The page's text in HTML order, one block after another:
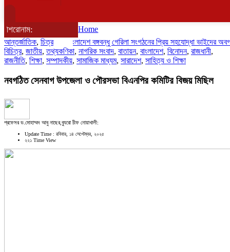
শিরোনাম:
বাংলাদেশ বঙ্গবন্ধু গেরিলা সংগঠনের প্রিয় সহযোদ্ধা ভাইদের অবগতির
Home
আন্তর্জাতিক, চিত্র
বিচিত্র, জাতীয়,তথ্যকণিকা, নাগরিক সংবাদ, বাতায়ন, বাংলাদেশ, বিনোদন, রাজধানী,
রাজনীতি, শিক্ষা, সম্পাদকীয়, সামাজিক মাধ্যম, সারাদেশ, সাহিত্য ও শিক্ষা
নবগঠিত সেনবাগ উপজেলা ও পৌরসভা বিএনপির কমিটির বিজয় মিছিল
‎প্রফেসর ড.মোহাম্মদ আবু নাছের,ব্যুরো চীফ নোয়াখালী: ‎
Update Time : রবিবার, ১৪ সেপ্টেম্বর, ২০২৫
২২১ Time View